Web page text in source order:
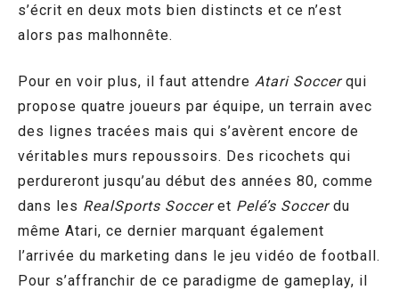
s’écrit en deux mots bien distincts et ce n’est
alors pas malhonnête.
Pour en voir plus, il faut attendre Atari Soccerqui
propose quatre joueurs par équipe, un terrain avec
des lignes tracées mais qui s’avèrent encore de
véritables murs repoussoirs. Des ricochets qui
perdureront jusqu’au début des années 80, comme
dans les RealSports Socceret Pelé’s Soccerdu
même Atari, ce dernier marquant également
l’arrivée du marketing dans le jeu vidéo de football.
Pour s’affranchir de ce paradigme de gameplay, il